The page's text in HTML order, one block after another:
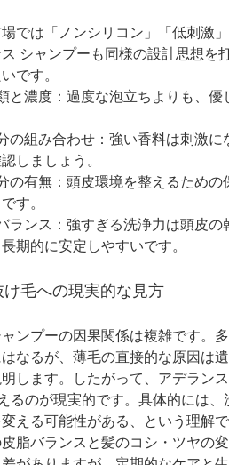
では「ノンシリコン」「低刺激
シャンプーも同様の設計思想を
です。
と濃度：過度な泡立ちよりも、
の組み合わせ：強い香料は刺激
しましょう。
の有無：頭皮環境を整えるため
す。
ランス：強すぎる洗浄力は頭皮
期的に安定しやすいです。
毛への現実的な見方
ンプーの因果関係は複雑です。
なるが、薄毛の直接的な原因は
します。したがって、アデラン
るのが現実的です。具体的には
える可能性がある、という理解
脂バランスと髪のコシ・ツヤの